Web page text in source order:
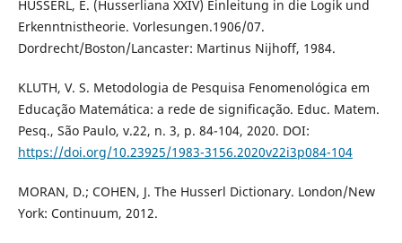
HUSSERL, E. (Husserliana XXIV) Einleitung in die Logik und
Erkenntnistheorie. Vorlesungen.1906/07.
Dordrecht/Boston/Lancaster: Martinus Nijhoff, 1984.
KLUTH, V. S. Metodologia de Pesquisa Fenomenológica em
Educação Matemática: a rede de significação. Educ. Matem.
Pesq., São Paulo, v.22, n. 3, p. 84-104, 2020. DOI:
https://doi.org/10.23925/1983-3156.2020v22i3p084-104
MORAN, D.; COHEN, J. The Husserl Dictionary. London/New
York: Continuum, 2012.